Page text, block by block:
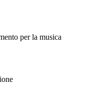
per la musica